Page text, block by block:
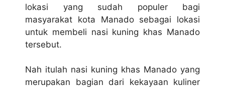
lokasi yang sudah populer bagi
masyarakat kota Manado sebagai lokasi
untuk membeli nasi kuning khas Manado
tersebut.
Nah itulah nasi kuning khas Manado yang
merupakan bagian dari kekayaan kuliner